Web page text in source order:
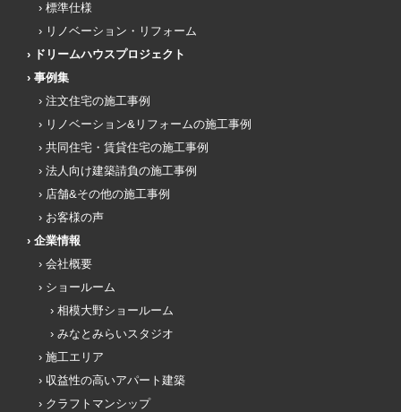
標準仕様
リノベーション・リフォーム
ドリームハウスプロジェクト
事例集
注文住宅の施工事例
リノベーション&リフォームの施工事例
共同住宅・賃貸住宅の施工事例
法人向け建築請負の施工事例
店舗&その他の施工事例
お客様の声
企業情報
会社概要
ショールーム
相模大野ショールーム
みなとみらいスタジオ
施工エリア
収益性の高いアパート建築
クラフトマンシップ